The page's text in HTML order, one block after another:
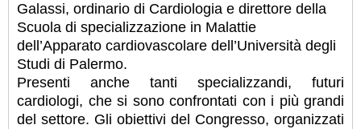
Galassi, ordinario di Cardiologia e direttore della
Scuola di specializzazione in Malattie
dell’Apparato cardiovascolare dell’Università degli
Studi di Palermo.
Presenti anche tanti specializzandi, futuri
cardiologi, che si sono confrontati con i più grandi
del settore. Gli obiettivi del Congresso, organizzati